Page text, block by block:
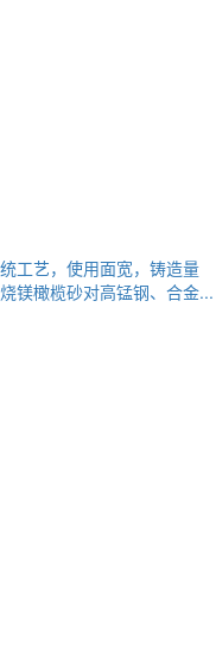
砂、苦土粉、电熔镁、冶金
工、饲料、环保、医药...